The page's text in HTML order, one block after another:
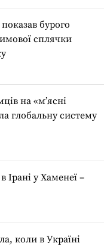
бурого
сплячки
на «мʼясні
глобальну систему
Ірані у Хаменеї –
коли в Україні